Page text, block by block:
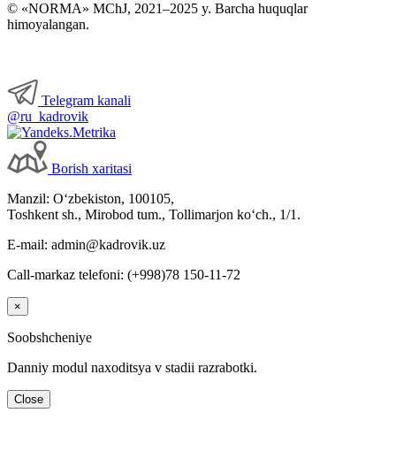
© «NORMA» MChJ, 2021–2025 y. Barcha huquqlar
himoyalangan.
Telegram kanali
@ru_kadrovik
Borish хaritasi
Manzil: Oʻzbekiston, 100105,
Toshkent sh., Mirobod tum., Tollimarjon koʻch., 1/1.
E-mail: admin@kadrovik.uz
Call-markaz telefoni: (+998)78 150-11-72
×
Soobshcheniye
Danniy modul naхoditsya v stadii razrabotki.
Close